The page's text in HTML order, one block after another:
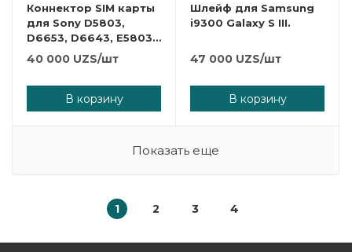
Коннектор SIM карты
для Sony D5803,
D6653, D6643, E5803,
E5823
40 000 UZS/шт
В корзину
Шлейф для Samsung
i9300 Galaxy S III.
47 000 UZS/шт
В корзину
Показать еще
1 2 3 4